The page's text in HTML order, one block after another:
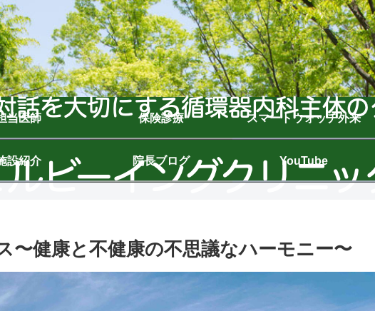
当医師 保険診療 スマートウォッチ外来
設紹介 院長ブログ YouTube
〜健康と不健康の不思議なハーモニー〜